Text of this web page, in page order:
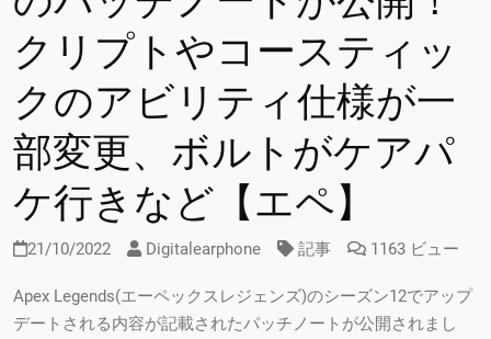
クリプトやコースティッ
クのアビリティ仕様が一
部変更、ボルトがケアパ
ケ行きなど【エペ】
21/10/2022 Digitalearphone 記事 1163 ビュー
Apex Legends(エーペックスレジェンズ)のシーズン12でアップ
デートされる内容が記載されたパッチノートが公開されまし